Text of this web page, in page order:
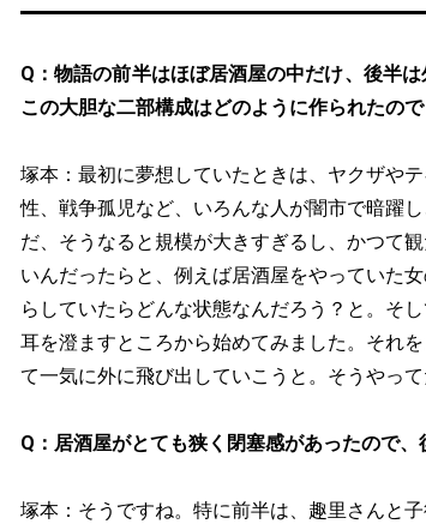
Q：物語の前半はほぼ居酒屋の中だけ、後半
この大胆な二部構成はどのように作られたので
塚本：最初に夢想していたときは、ヤクザや
性、戦争孤児など、いろんな人が闇市で暗躍
だ、そうなると規模が大きすぎるし、かつて
いんだったらと、例えば居酒屋をやっていた
らしていたらどんな状態なんだろう？と。そ
耳を澄ますところから始めてみました。それ
て一気に外に飛び出していこうと。そうやっ
Q：居酒屋がとても狭く閉塞感があったので、
塚本：そうですね。特に前半は、趣里さんと